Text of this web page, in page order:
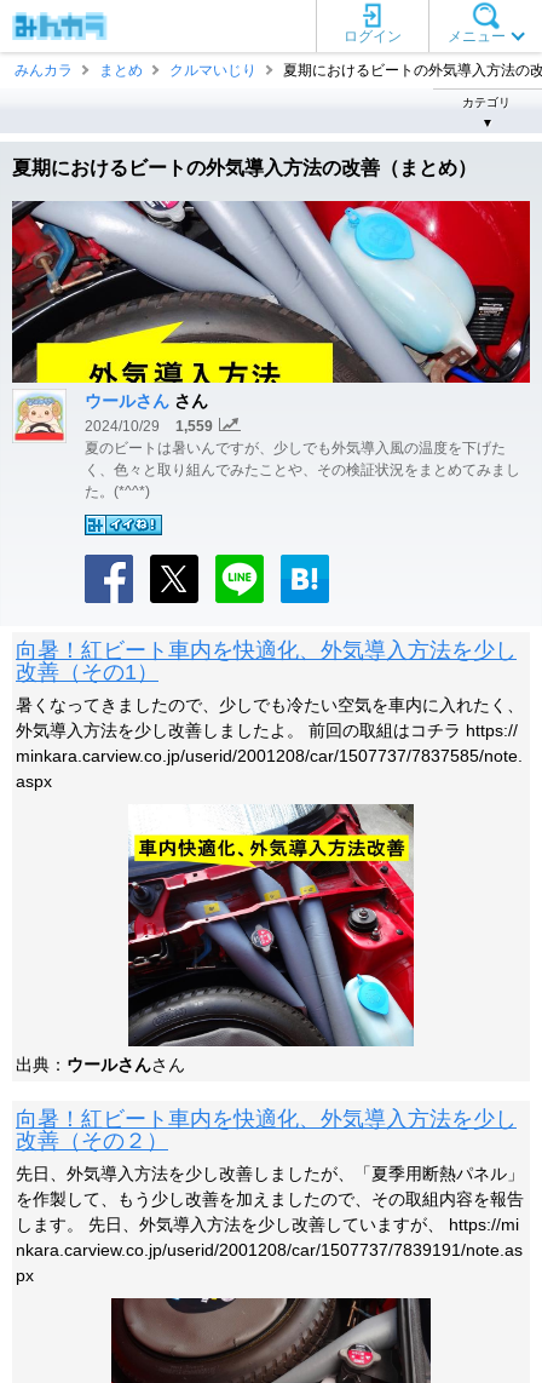
メニュー
ログイン
みんカラ
まとめ クルマいじり 夏期におけるビートの外気導入方法の
カテゴリ
▼
夏期におけるビートの外気導入方法の改善（まとめ）
ウールさん さん
2024/10/29
1,559
夏のビートは暑いんですが、少しでも外気導入風の温度を下げた
く、色々と取り組んでみたことや、その検証状況をまとめてみまし
た。(*^^*)
向暑！紅ビート車内を快適化、外気導入方法を少し
改善（その1）
暑くなってきましたので、少しでも冷たい空気を車内に入れたく、
外気導入方法を少し改善しましたよ。 前回の取組はコチラ https://
minkara.carview.co.jp/userid/2001208/car/1507737/7837585/note.
aspx
出典： ウールさんさん
向暑！紅ビート車内を快適化、外気導入方法を少し
改善（その２）
先日、外気導入方法を少し改善しましたが、「夏季用断熱パネル」
を作製して、もう少し改善を加えましたので、その取組内容を報告
します。 先日、外気導入方法を少し改善していますが、 https://mi
nkara.carview.co.jp/userid/2001208/car/1507737/7839191/note.as
px